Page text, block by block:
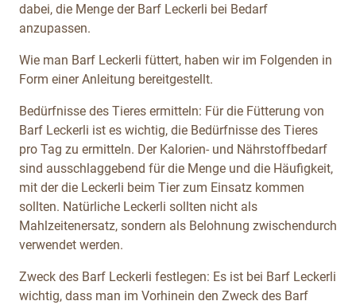
dabei, die Menge der Barf Leckerli bei Bedarf
anzupassen.
Wie man Barf Leckerli füttert, haben wir im Folgenden in
Form einer Anleitung bereitgestellt.
Bedürfnisse des Tieres ermitteln: Für die Fütterung von
Barf Leckerli ist es wichtig, die Bedürfnisse des Tieres
pro Tag zu ermitteln. Der Kalorien- und Nährstoffbedarf
sind ausschlaggebend für die Menge und die Häufigkeit,
mit der die Leckerli beim Tier zum Einsatz kommen
sollten. Natürliche Leckerli sollten nicht als
Mahlzeitenersatz, sondern als Belohnung zwischendurch
verwendet werden.
Zweck des Barf Leckerli festlegen: Es ist bei Barf Leckerli
wichtig, dass man im Vorhinein den Zweck des Barf